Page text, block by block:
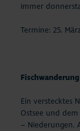
immer
Termine: 25.
Ein verstecktes
Ostsee und
– Niederungen.